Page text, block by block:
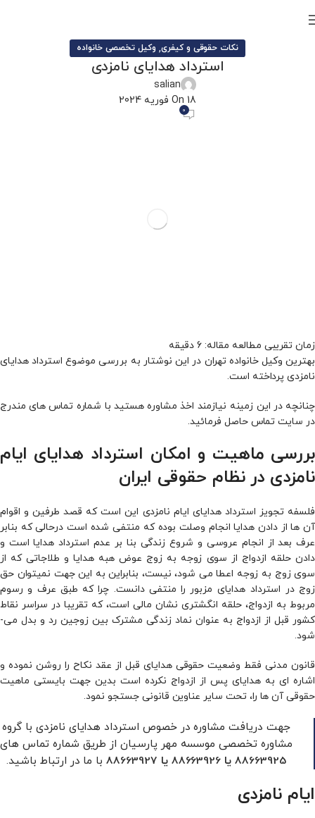
نکات حقوقی و کیفری, وکیل تخصصی خانواده
استرداد هدایای نامزدی
salian
On 18 فوریه 2024
0
بهترین وکیل خانواده تهران در این نوشتار به بررسی موضوع استرداد هدایای
نامزدی پرداخته است.
چنانچه در این زمینه نیازمند اخذ مشاوره هستید با شماره تماس های مندرج
در سایت تماس حاصل فرمائید.
بررسی ماهیت و امکان استرداد هدایای ایام
نامزدی در نظام حقوقی ایران
فلسفه تجویز استرداد هدایای ایام نامزدی این است که قصد طرفین و اقوام
آن ها از دادن هدایا انجام وصلت بوده که منتفی شده است درحالی که بنابر
عرف بعد از انجام عروسی و شروع زندگی بنا بر عدم استرداد هدایا است و
دادن حلقه ازدواج از سوی زوجه به زوج عوض هبه هدایا و طلاجاتی که از
سوی زوج به زوجه اعطا می­ شود، نیست، بنابراین به این جهت نمی­توان حق
زوج در استرداد هدایای مزبور را منتفی دانست. چرا که طبق عرف و رسوم
مربوط به ازدواج، حلقه انگشتری نشان مالی است، که تقریبا در سراسر نقاط
کشور قبل از ازدواج به عنوان نماد زندگی مشترک بین زوجین رد و بدل می­
شود.
قانون مدنى فقط وضعیت حقوقى هدایاى قبل از عقد نکاح را روشن نموده و
اشاره اى به هدایاى پس از ازدواج نکرده است بدین جهت بایستى ماهیت
حقوقى آن ها را، تحت سایر عناوین قانونى جستجو نمود.
جهت دریافت مشاوره در خصوص استرداد هدایای نامزدی با گروه
مشاوره تخصصی موسسه مهر پارسیان از طریق شماره تماس های
88663925یا 88663926 یا 88663927با ما در ارتباط باشید.
ایام نامزدی